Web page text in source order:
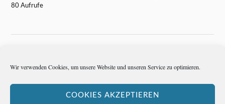
Wir verwenden Cookies, um unsere Website und unseren Service zu optimieren.
COOKIES AKZEPTIEREN
80 Aufrufe
Autoren-Brief